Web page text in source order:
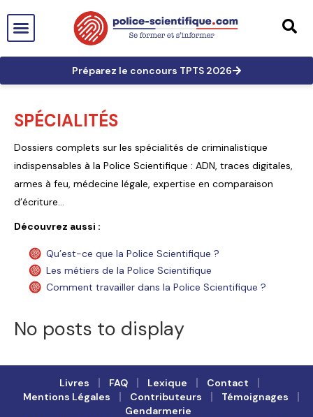
Préparez le concours TPTS 2026
SPÉCIALITÉS
Dossiers complets sur les spécialités de criminalistique
indispensables à la Police Scientifique : ADN, traces digitales,
armes à feu, médecine légale, expertise en comparaison
d’écriture…
Découvrez aussi :
Qu’est-ce que la Police Scientifique ?
Les métiers de la Police Scientifique
Comment travailler dans la Police Scientifique ?
No posts to display
Livres FAQ Lexique
Contact
Mentions Légales
Contributeurs
Témoignages
Gendarmerie